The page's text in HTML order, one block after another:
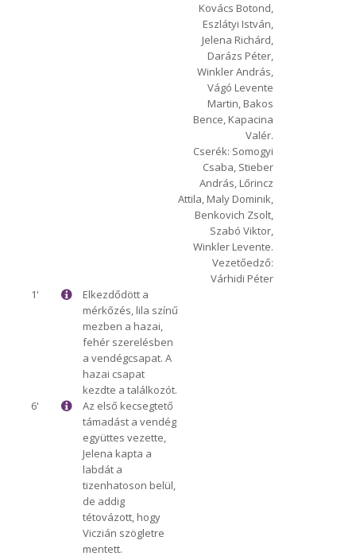
Kovács Botond,
Eszlátyi István,
Jelena Richárd,
Darázs Péter,
Winkler András,
Vágó Levente
Martin, Bakos
Bence, Kapacina
Valér.
Cserék: Somogyi
Csaba, Stieber
András, Lőrincz
Attila, Maly Dominik,
Benkovich Zsolt,
Szabó Viktor,
Winkler Levente.
Vezetőedző:
Várhidi Péter
1'
Elkezdődött a
mérkőzés, lila színű
mezben a hazai,
fehér szerelésben
a vendégcsapat. A
hazai csapat
kezdte a találkozót.
6'
Az első kecsegtető
támadást a vendég
együttes vezette,
Jelena kapta a
labdát a
tizenhatoson belül,
de addig
tétovázott, hogy
Viczián szögletre
mentett.